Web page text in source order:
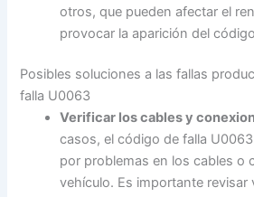
otros, que pueden afectar el
provocar la aparición del
Posibles soluciones a las fallas
falla U0063
Verificar los cables y
casos, el código de falla
por problemas en los cables o
vehículo. Es importante revisar